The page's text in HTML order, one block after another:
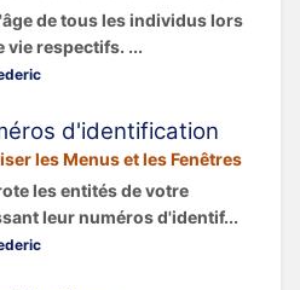
de tous les individus lors
vie respectifs. ...
d'identification
les Menus et les Fenêtres
les entités de votre
leur numéros d'identif...